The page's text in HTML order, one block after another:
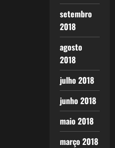
setembro
2018
agosto
2018
julho 2018
junho 2018
maio 2018
março 2018